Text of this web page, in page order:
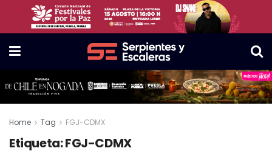
Home Tag FGJ-CDMX
Etiqueta:FGJ-CDMX